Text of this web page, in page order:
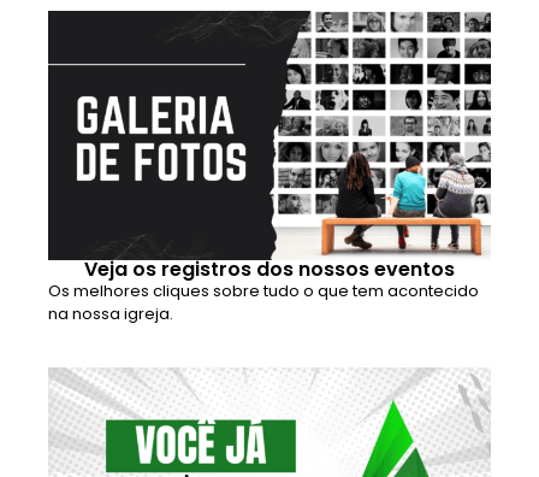
Veja os registros dos nossos eventos
Os melhores cliques sobre tudo o que tem acontecido
na nossa igreja.